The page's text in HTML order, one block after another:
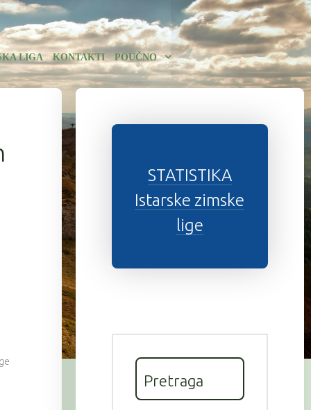
LIGA KONTAKTI POUČNO
STATISTIKA
Istarske zimske
lige
Pretraga